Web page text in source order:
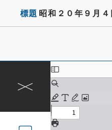
標題 昭和２０年９月